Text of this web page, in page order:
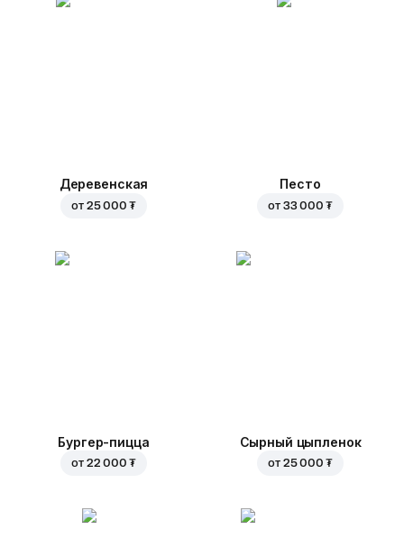
Деревенская
от 25 000 ₮
Песто
от 33 000 ₮
Бургер-пицца
от 22 000 ₮
Сырный цыпленок
от 25 000 ₮